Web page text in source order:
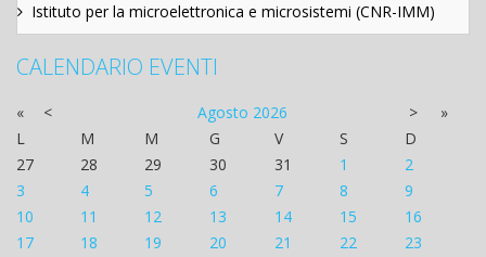
Istituto per la microelettronica e microsistemi (CNR-IMM)
CALENDARIO EVENTI
« < Agosto 2026 >
»
L
M M G V S
D
27
28 29 30 31 1
2
3
4 5 6 7 8
9
10
11 12 13 14 15
16
17
18 19 20 21 22
23